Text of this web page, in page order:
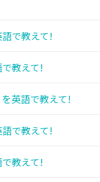
で教えて!
教えて!
英語で教えて!
で教えて!
教えて!